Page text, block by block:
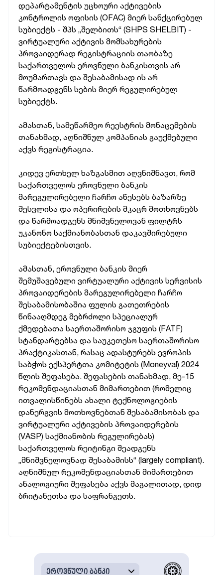
დეპარტამენტის უცხოური აქტივების
კონტროლის ოფისის (OFAC) მიერ სანქცირებულ
სუბიექტს - შპს „შელბითს“ (SHPS SHELBIT) -
ვირტუალური აქტივის მომსახურების
პროვაიდერად რეგისტრაციის თაობაზე
საქართველოს ეროვნული ბანკისთვის არ
მოუმართავს და შესაბამისად ის არ
წარმოადგენს სების მიერ რეგულირებულ
სუბიექტს.
ამასთან, სამეწარმეო რეესტრის მონაცემების
თანახმად, აღნიშნულ კომპანიას გაუქმებული
აქვს რეგისტრაცია.
კიდევ ერთხელ ხაზგასმით აღვნიშნავთ, რომ
საქართველოს ეროვნული ბანკის
მარეგულირებელი ჩარჩო აწესებს ბაზარზე
შესვლისა და ოპერირების მკაცრ მოთხოვნებს
და წარმოადგენს მნიშვნელოვან ფილტრს
უკანონო საქმიანობასთან დაკავშირებული
სუბიექტებისთვის.
ამასთან, ეროვნული ბანკის მიერ
შემუშავებული ვირტუალური აქტივის სერვისის
პროვაიდერების მარეგულირებელი ჩარჩო
შესაბამისობაშია ფულის გათეთრების
წინააღმდეგ მებრძოლი სპეციალურ
ქმედებათა საერთაშორისო ჯგუფის (FATF)
სტანდარტებსა და საუკეთესო საერთაშორისო
პრაქტიკასთან, რასაც ადასტურებს ევროპის
საბჭოს ექსპერტთა კომიტეტის (Moneyval) 2024
წლის შეფასება. შეფასების თანახმად, მე-15
რეკომენდაციასთან მიმართებით (რომელიც
ითვალისწინებს ახალი ტექნოლოგიების
დანერგვის მოთხოვნებთან შესაბამისობას და
ვირტუალური აქტივების პროვაიდერების
(VASP) საქმიანობის რეგულირებას)
საქართველოს რეიტინგი შეადგენს
„მნიშვნელოვნად შესაბამისს“ (largely compliant).
აღნიშნულ რეკომენდაციასთან მიმართებით
ანალოგიური შეფასება აქვს მაგალითად, დიდ
ბრიტანეთსა და საფრანგეთს.